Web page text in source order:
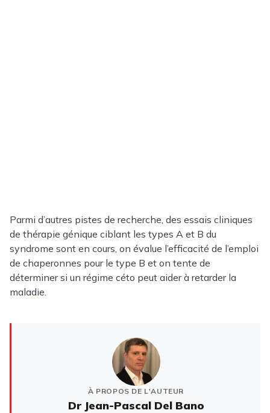
Parmi d’autres pistes de recherche, des essais cliniques
de thérapie génique ciblant les types A et B du
syndrome sont en cours, on évalue l’efficacité de l’emploi
de chaperonnes pour le type B et on tente de
déterminer si un régime céto peut aider à retarder la
maladie.
À PROPOS DE L'AUTEUR
Dr Jean-Pascal Del Bano